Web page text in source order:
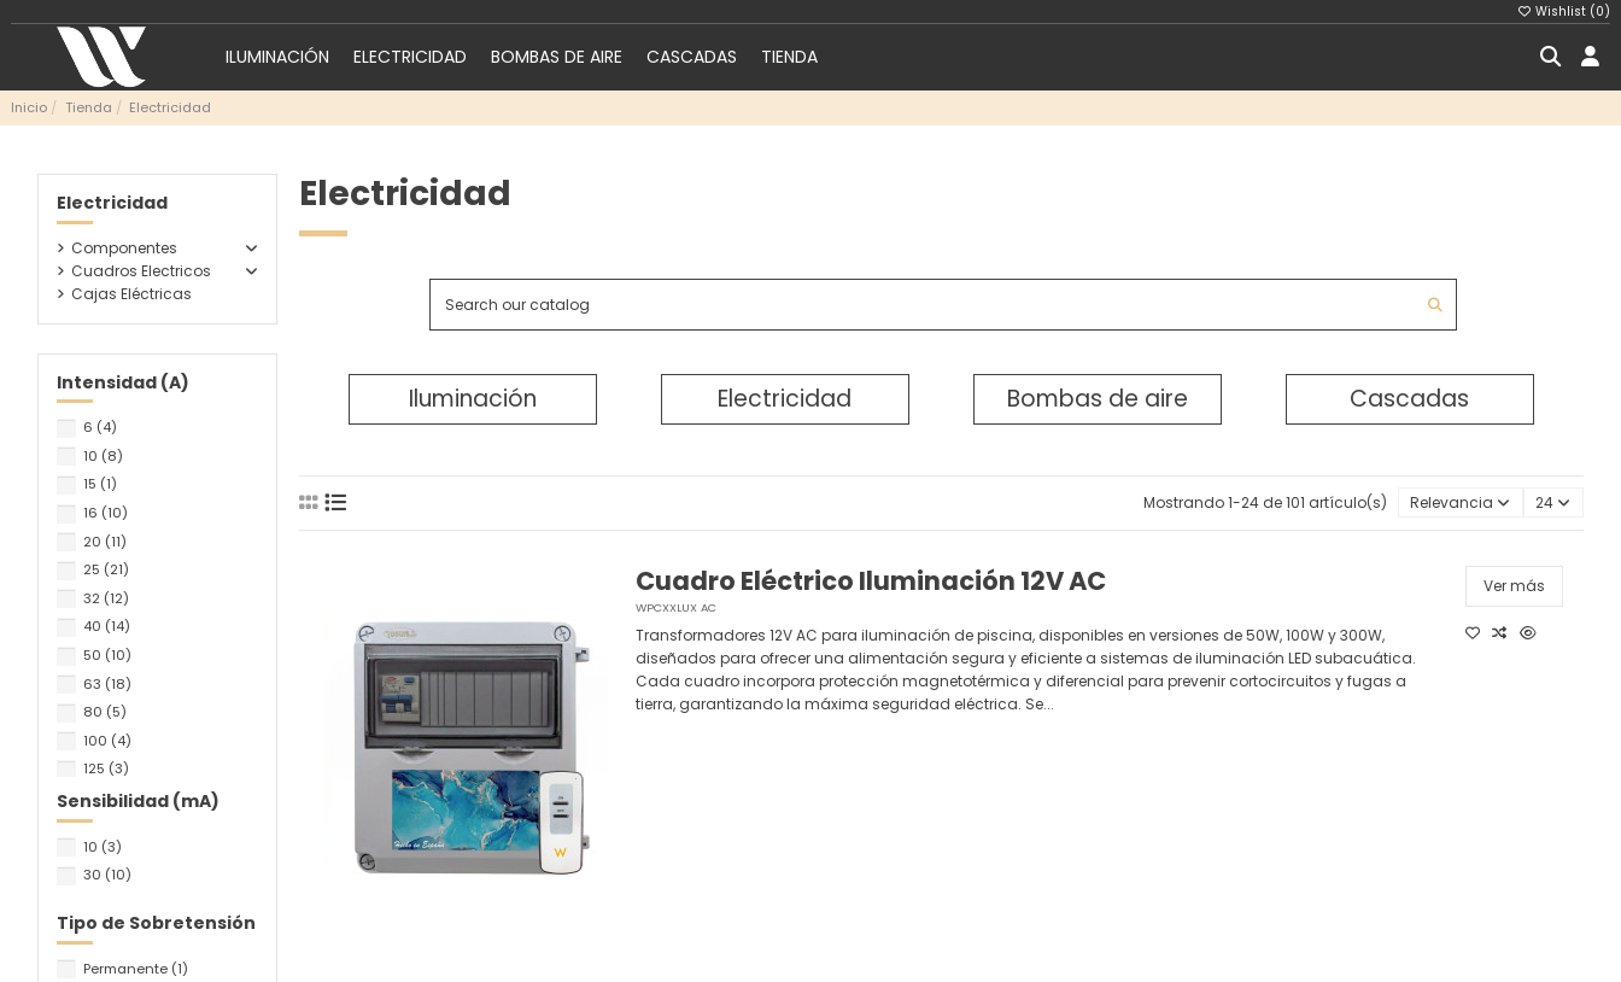
Wishlist (0)
ILUMINACIÓN ELECTRICIDAD BOMBAS DE AIRE CASCADAS TIENDA
Inicio Tienda Electricidad
Electricidad
Iluminación Electricidad Bombas de aire Cascadas
Mostrando 1-24 de 101 artículo(s) Relevancia 24
Cuadro Eléctrico Iluminación 12V AC
WPCXXLUX AC
Transformadores 12V AC para iluminación de piscina, disponibles en versiones de 50W, 100W y 300W,
diseñados para ofrecer una alimentación segura y eficiente a sistemas de iluminación LED subacuática.
Cada cuadro incorpora protección magnetotérmica y diferencial para prevenir cortocircuitos y fugas a
tierra, garantizando la máxima seguridad eléctrica. Se...
Ver más
Electricidad
Componentes
Cuadros Electricos
Cajas Eléctricas
Intensidad (A)
6 (4)
10 (8)
15 (1)
16 (10)
20 (11)
25 (21)
32 (12)
40 (14)
50 (10)
63 (18)
80 (5)
100 (4)
125 (3)
Sensibilidad (mA)
10 (3)
30 (10)
Tipo de Sobretensión
Permanente (1)